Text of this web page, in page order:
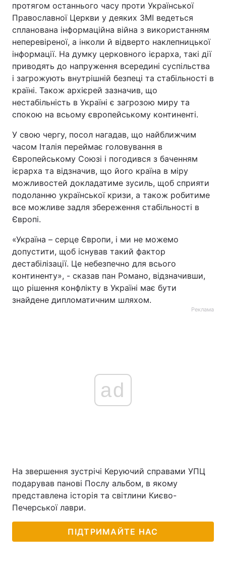
протягом останнього часу проти Української
Православної Церкви у деяких ЗМІ ведеться
спланована інформаційна війна з використанням
неперевіреної, а інколи й відверто наклепницької
інформації. На думку церковного ієрарха, такі дії
приводять до напруження всередині суспільства
і загрожують внутрішній безпеці та стабільності в
країні. Також архієрей зазначив, що
нестабільність в Україні є загрозою миру та
спокою на всьому європейському континенті.
У свою чергу, посол нагадав, що найближчим
часом Італія переймає головування в
Європейському Союзі і погодився з баченням
ієрарха та відзначив, що його країна в міру
можливостей докладатиме зусиль, щоб сприяти
подоланню української кризи, а також робитиме
все можливе задля збереження стабільності в
Європі.
«Україна – серце Європи, і ми не можемо
допустити, щоб існував такий фактор
дестабілізації. Це небезпечно для всього
континенту», - сказав пан Романо, відзначивши,
що рішення конфлікту в Україні має бути
знайдене дипломатичним шляхом.
Реклама
ad
На звершення зустрічі Керуючий справами УПЦ
подарував панові Послу альбом, в якому
представлена історія та світлини Києво-
Печерської лаври.
ПІДТРИМАЙТЕ НАС